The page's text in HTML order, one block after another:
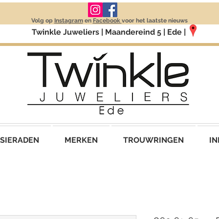
Volg op Instagramen Facebook voor het laatste nieuws
Twinkle Juweliers | Maandereind 5 | Ede |
SIERADEN MERKEN TROUWRINGEN